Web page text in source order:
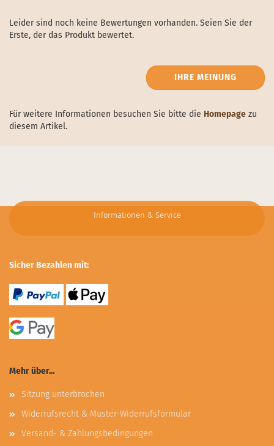
Leider sind noch keine Bewertungen vorhanden. Seien Sie der
Erste, der das Produkt bewertet.
IHRE MEINUNG
Für weitere Informationen besuchen Sie bitte die Homepage zu
diesem Artikel.
Informationen & Service
Sicher Bezahlen mit:
Mehr über...
Sitzung unterbrochen
Widerrufsrecht & Muster-Widerrufsformular
Versand- & Zahlungsbedingungen